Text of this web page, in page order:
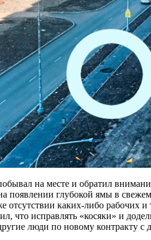
на месте и обратил
появлении глубокой ямы в
отсутствии каких-либо рабочих
что исправлять «косяки» и
люди по новому контракту